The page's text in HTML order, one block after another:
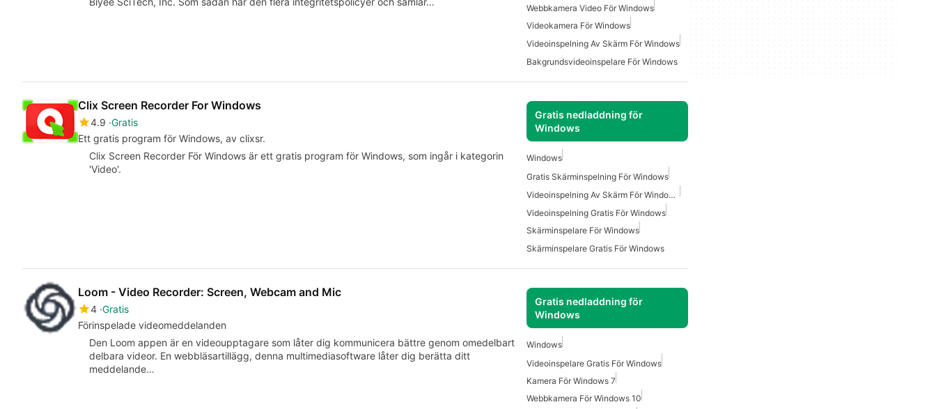
Webbkamera Video För Windows
Videokamera För Windows
Videoinspelning Av Skärm För Windows
Bakgrundsvideoinspelare För Windows
Clix Screen Recorder For Windows
4.9 Gratis
Ett gratis program för Windows, av clixsr.
Gratis nedladdning för
Windows
Clix Screen Recorder För Windows är ett gratis program för Windows, som ingår i kategorin
'Video'.
Windows
Gratis Skärminspelning För Windows
Videoinspelning Av Skärm För Windows Gratis
Videoinspelning Gratis För Windows
Skärminspelare För Windows
Skärminspelare Gratis För Windows
Loom - Video Recorder: Screen, Webcam and Mic
4 Gratis
Förinspelade videomeddelanden
Gratis nedladdning för
Windows
Den Loom appen är en videoupptagare som låter dig kommunicera bättre genom omedelbart
delbara videor. En webbläsartillägg, denna multimediasoftware låter dig berätta ditt
meddelande…
Windows
Videoinspelare Gratis För Windows
Kamera För Windows 7
Webbkamera För Windows 10